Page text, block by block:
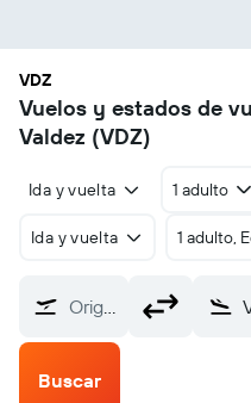
VDZ
Vuelos y estados de
Valdez (VDZ)
Ida y vuelta 1 adulto
Ida y vuelta 1 adulto,
Origen
Buscar